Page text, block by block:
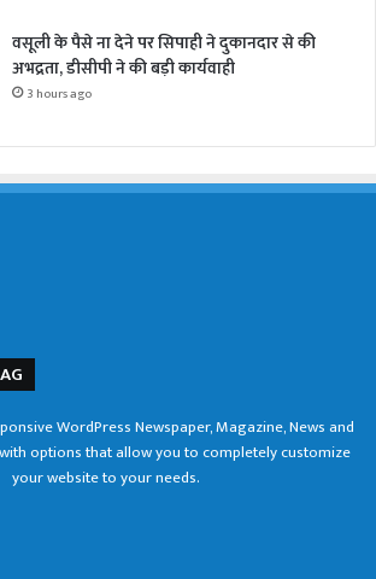
वसूली के पैसे ना देने पर सिपाही ने दुकानदार से की
अभद्रता, डीसीपी ने की बड़ी कार्यवाही
3 hours ago
WordPress Newspaper, Magazine, News and
options that allow you to completely customize
your website to your needs.